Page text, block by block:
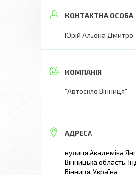
Юрій Альона Дмитро
"Автоскло Вінниця"
вулиця Академіка
Вінницька область,
Вінниця, Україна